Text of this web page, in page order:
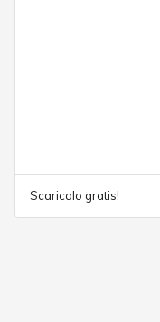
Scaricalo gratis!